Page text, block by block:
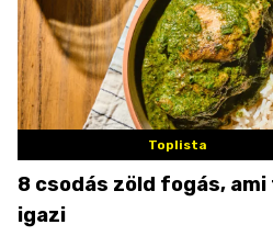
Toplista
8 csodás zöld fogás,
igazi